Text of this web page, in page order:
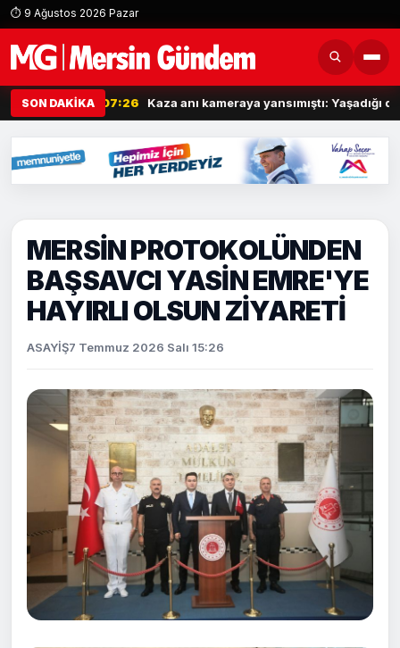
⏱ 9 Ağustos 2026 Pazar
SON DAKİKA
5 yaralı07:26 Kaza anı kameraya yansımıştı: Yaşadığı dehşet
MERSİN PROTOKOLÜNDEN
BAŞSAVCI YASİN EMRE'YE
HAYIRLI OLSUN ZİYARETİ
ASAYİŞ7 Temmuz 2026 Salı 15:26